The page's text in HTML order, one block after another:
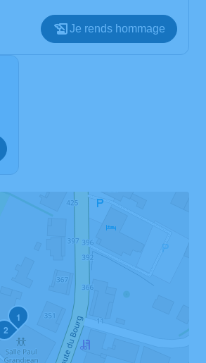
Je rends hommage
1
2